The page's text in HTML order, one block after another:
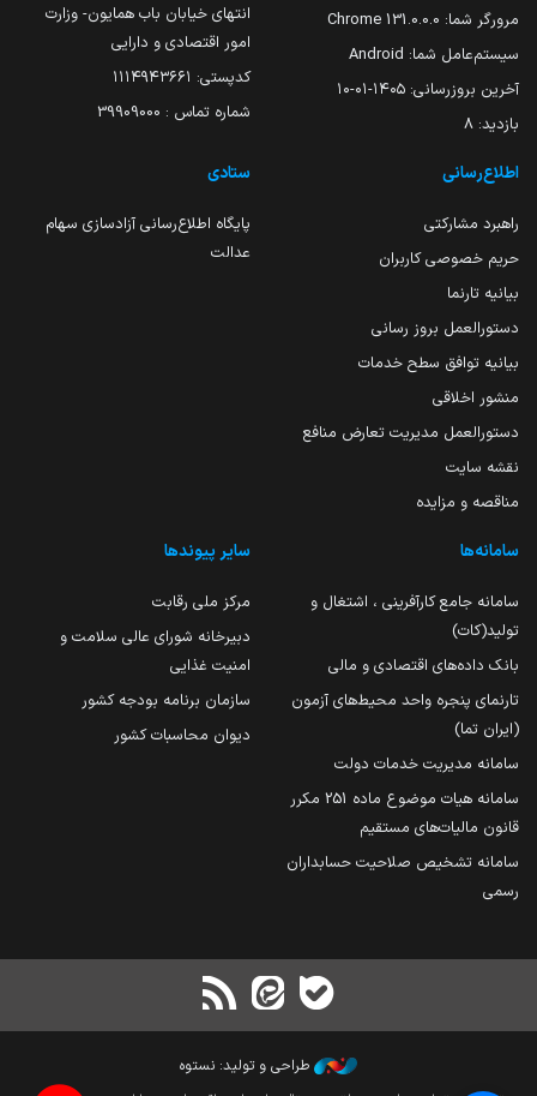
مرورگر شما: 131.0.0.0 Chrome
سیستم‌عامل شما: Android
آخرین بروزرسانی: ۱۴۰۵-۰۱-۱۰
بازدید: 8
انتهای خیابان باب همایون- وزارت
امور اقتصادی و دارایی
کدپستی: ۱۱۱۴۹۴۳۶۶۱
شماره تماس : 39909000
اطلاع‌رسانی
راهبرد مشارکتی
حریم خصوصی کاربران
بیانیه تارنما
دستورالعمل بروز رسانی
بیانیه توافق سطح خدمات
منشور اخلاقی
دستورالعمل مدیریت تعارض منافع
نقشه سایت
مناقصه و مزایده
ستادی
پایگاه اطلاع‌رسانی آزادسازی سهام
عدالت
سامانه‌ها
سامانه جامع کارآفرینی ، اشتغال و
تولید(کات)
بانک داده‌های اقتصادی و مالی
تارنمای پنجره واحد محیط‌های آزمون
(ایران تما)
سامانه مدیریت خدمات دولت
سامانه هیات موضوع ماده 251 مکرر
قانون مالیات‌های مستقیم
سامانه تشخیص صلاحیت حسابداران
رسمی
سایر پیوندها
مرکز ملی رقابت
دبیرخانه شورای عالی سلامت و
امنیت غذایی
سازمان برنامه بودجه کشور
دیوان محاسبات کشور
طراحی و تولید: نستوه